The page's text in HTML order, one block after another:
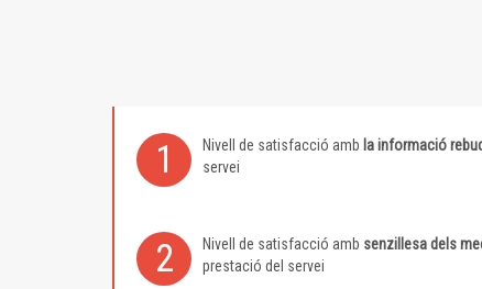
1 Nivell de satisfacció amb la informació
servei
2 Nivell de satisfacció amb senzillesa dels
prestació del servei